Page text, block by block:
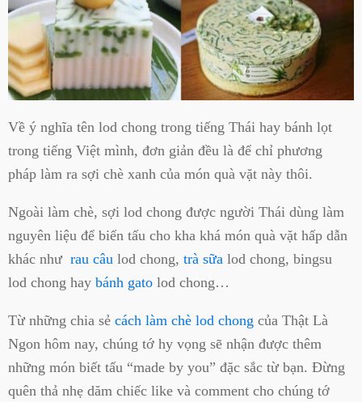
Về ý nghĩa tên lod chong trong tiếng Thái hay bánh lọt
trong tiếng Việt mình, đơn giản đều là để chỉ phương
pháp làm ra sợi chè xanh của món quà vặt này thôi.
Ngoài làm chè, sợi lod chong được người Thái dùng làm
nguyên liệu để biến tấu cho kha khá món quà vặt hấp dẫn
khác như rau câu lod chong, trà sữa lod chong, bingsu
lod chong hay bánh gato lod chong…
Từ những chia sẻ cách làm chè lod chong của Thật Là
Ngon hôm nay, chúng tớ hy vọng sẽ nhận được thêm
những món biết tấu “made by you” đặc sắc từ bạn. Đừng
quên thả nhẹ dăm chiếc like và comment cho chúng tớ